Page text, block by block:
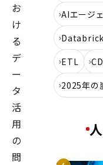
お
け
る
デ
ー
タ
活
用
の
問
AIエージ
ETL
2025年の